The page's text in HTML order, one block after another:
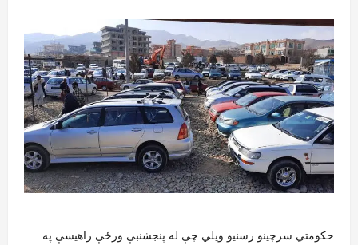
حکومتي سرچینو رسنیو ویلي چې له پنجشنبې ورځې راهیسې په